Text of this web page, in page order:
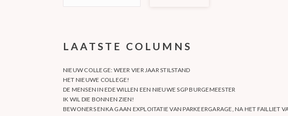
LAATSTE COLUMNS
NIEUW COLLEGE: WEER VIER JAAR STILSTAND
HET NIEUWE COLLEGE!
DE MENSEN IN EDE WILLEN EEN NIEUWE SGP BURGEMEESTER
IK WIL DIE BONNEN ZIEN!
BEWONERS ENKA GAAN EXPLOITATIE VAN PARKEERGARAGE, NA HET FAILLIET